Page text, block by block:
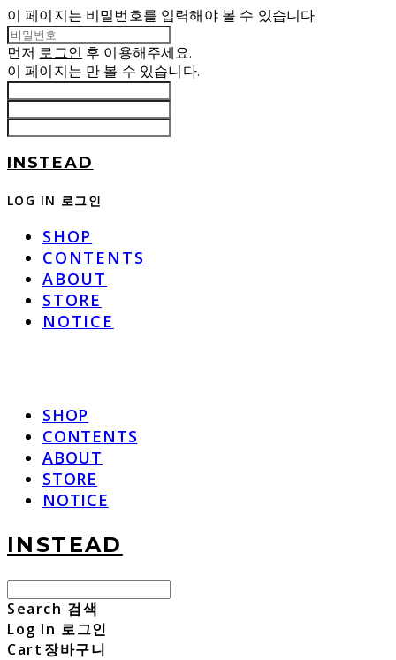
이 페이지는 비밀번호를 입력해야 볼 수 있습니다.
먼저 로그인 후 이용해주세요.
이 페이지는 만 볼 수 있습니다.
INSTEAD
LOG IN 로그인
SHOP
CONTENTS
ABOUT
STORE
NOTICE
SHOP
CONTENTS
ABOUT
STORE
NOTICE
INSTEAD
Search 검색
Log In 로그인
Cart 장바구니